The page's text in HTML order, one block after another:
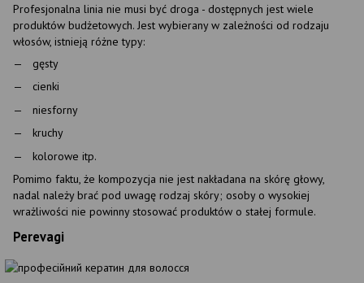
Profesjonalna linia nie musi być droga - dostępnych jest wiele
produktów budżetowych. Jest wybierany w zależności od rodzaju
włosów, istnieją różne typy:
gęsty
cienki
niesforny
kruchy
kolorowe itp.
Pomimo faktu, że kompozycja nie jest nakładana na skórę głowy,
nadal należy brać pod uwagę rodzaj skóry; osoby o wysokiej
wrażliwości nie powinny stosować produktów o stałej formule.
Perevagi